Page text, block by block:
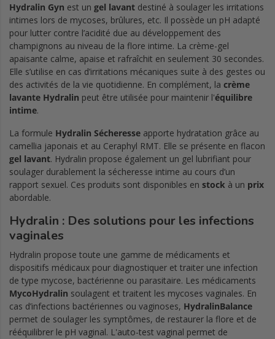
Hydralin Gyn est un gel lavant destiné à soulager les irritations
intimes lors de mycoses, brûlures, etc. Il possède un pH adapté
pour lutter contre l’acidité due au développement des
champignons au niveau de la flore intime. La crème-gel
apaisante calme, apaise et rafraîchit en seulement 30 secondes.
Elle s’utilise en cas d’irritations mécaniques suite à des gestes ou
des activités de la vie quotidienne. En complément, la crème
lavante Hydralin peut être utilisée pour maintenir l'équilibre
intime.
La formule Hydralin Sécheresse apporte hydratation grâce au
camellia japonais et au Ceraphyl RMT. Elle se présente en flacon
gel lavant. Hydralin propose également un gel lubrifiant pour
soulager durablement la sécheresse intime au cours d’un
rapport sexuel. Ces produits sont disponibles en stock à un prix
abordable.
Hydralin : Des solutions pour les infections
vaginales
Hydralin propose toute une gamme de médicaments et
dispositifs médicaux pour diagnostiquer et traiter une infection
de type mycose, bactérienne ou parasitaire. Les médicaments
MycoHydralin soulagent et traitent les mycoses vaginales. En
cas d’infections bactériennes ou vaginoses, HydralinBalance
permet de soulager les symptômes, de restaurer la flore et de
rééquilibrer le pH vaginal. L'auto-test vaginal permet de